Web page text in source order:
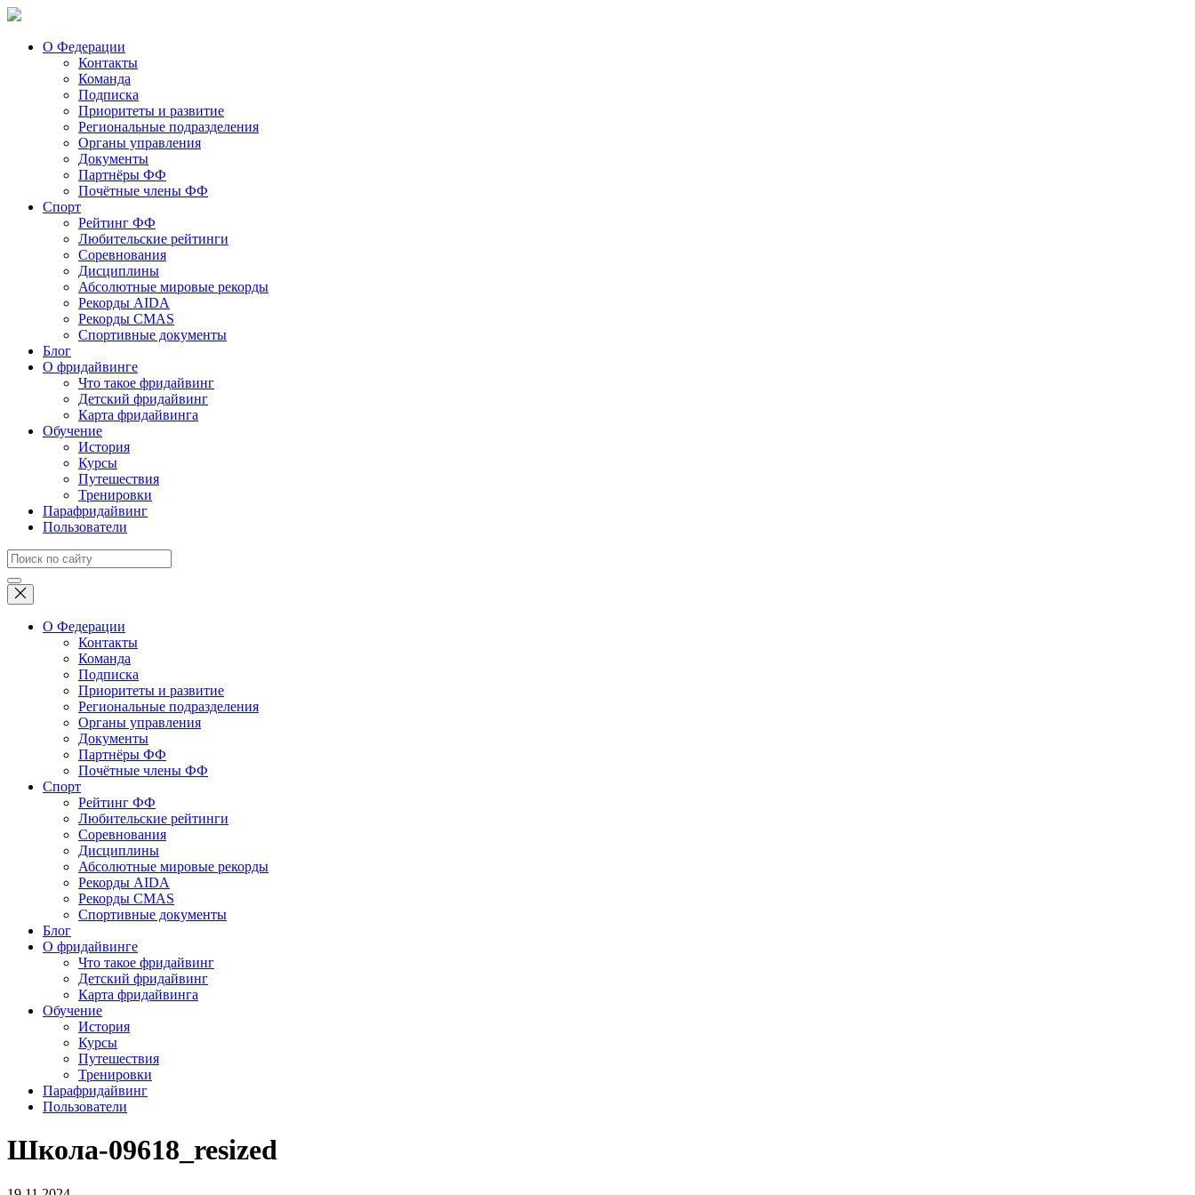
О Федерации
Контакты
Команда
Подписка
Приоритеты и развитие
Региональные подразделения
Органы управления
Документы
Партнёры ФФ
Почётные члены ФФ
Спорт
Рейтинг ФФ
Любительские рейтинги
Соревнования
Дисциплины
Абсолютные мировые рекорды
Рекорды AIDA
Рекорды CMAS
Спортивные документы
Блог
О фридайвинге
Что такое фридайвинг
Детский фридайвинг
Карта фридайвинга
Обучение
История
Курсы
Путешествия
Тренировки
Парафридайвинг
Пользователи
О Федерации
Контакты
Команда
Подписка
Приоритеты и развитие
Региональные подразделения
Органы управления
Документы
Партнёры ФФ
Почётные члены ФФ
Спорт
Рейтинг ФФ
Любительские рейтинги
Соревнования
Дисциплины
Абсолютные мировые рекорды
Рекорды AIDA
Рекорды CMAS
Спортивные документы
Блог
О фридайвинге
Что такое фридайвинг
Детский фридайвинг
Карта фридайвинга
Обучение
История
Курсы
Путешествия
Тренировки
Парафридайвинг
Пользователи
Школа-09618_resized